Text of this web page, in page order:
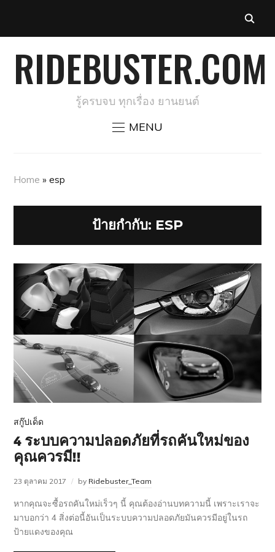
RIDEBUSTER.COM
รู้ครบจบ ทุกเรื่อง ยานยนต์
MENU
Home »esp
ป้ายกำกับ: ESP
สกู๊ปเด็ด
4 ระบบความปลอดภัยที่รถคันใหม่ของ
คุณควรมี!!
23 ตุลาคม 2017 by Ridebuster_Team
หากคุณจะซื้อรถคันใหม่เร็วๆ นี้ คุณต้องอ่านบทความนี้ เพราะเราจะ
มาบอกว่า 4 สิ่งต่อนี้อันเป็นระบบความปลอดภัยมันควรมีอยู่ในรถ
ป้ายแดงของคุณ